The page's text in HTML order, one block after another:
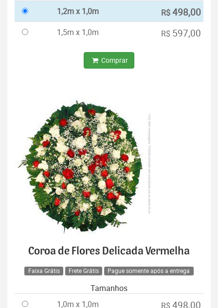
1,2m x 1,0m R$498,00
1,5m x 1,0m R$ 597,00
Comprar
Coroa de Flores Delicada Vermelha
Faixa Grátis Frete Grátis Pague somente após a entrega
Tamanhos
1,0m x 1,0m
R$ 498,00